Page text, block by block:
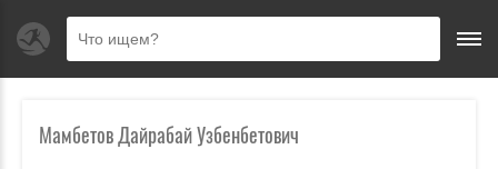
Мамбетов Дайрабай Узбенбетович